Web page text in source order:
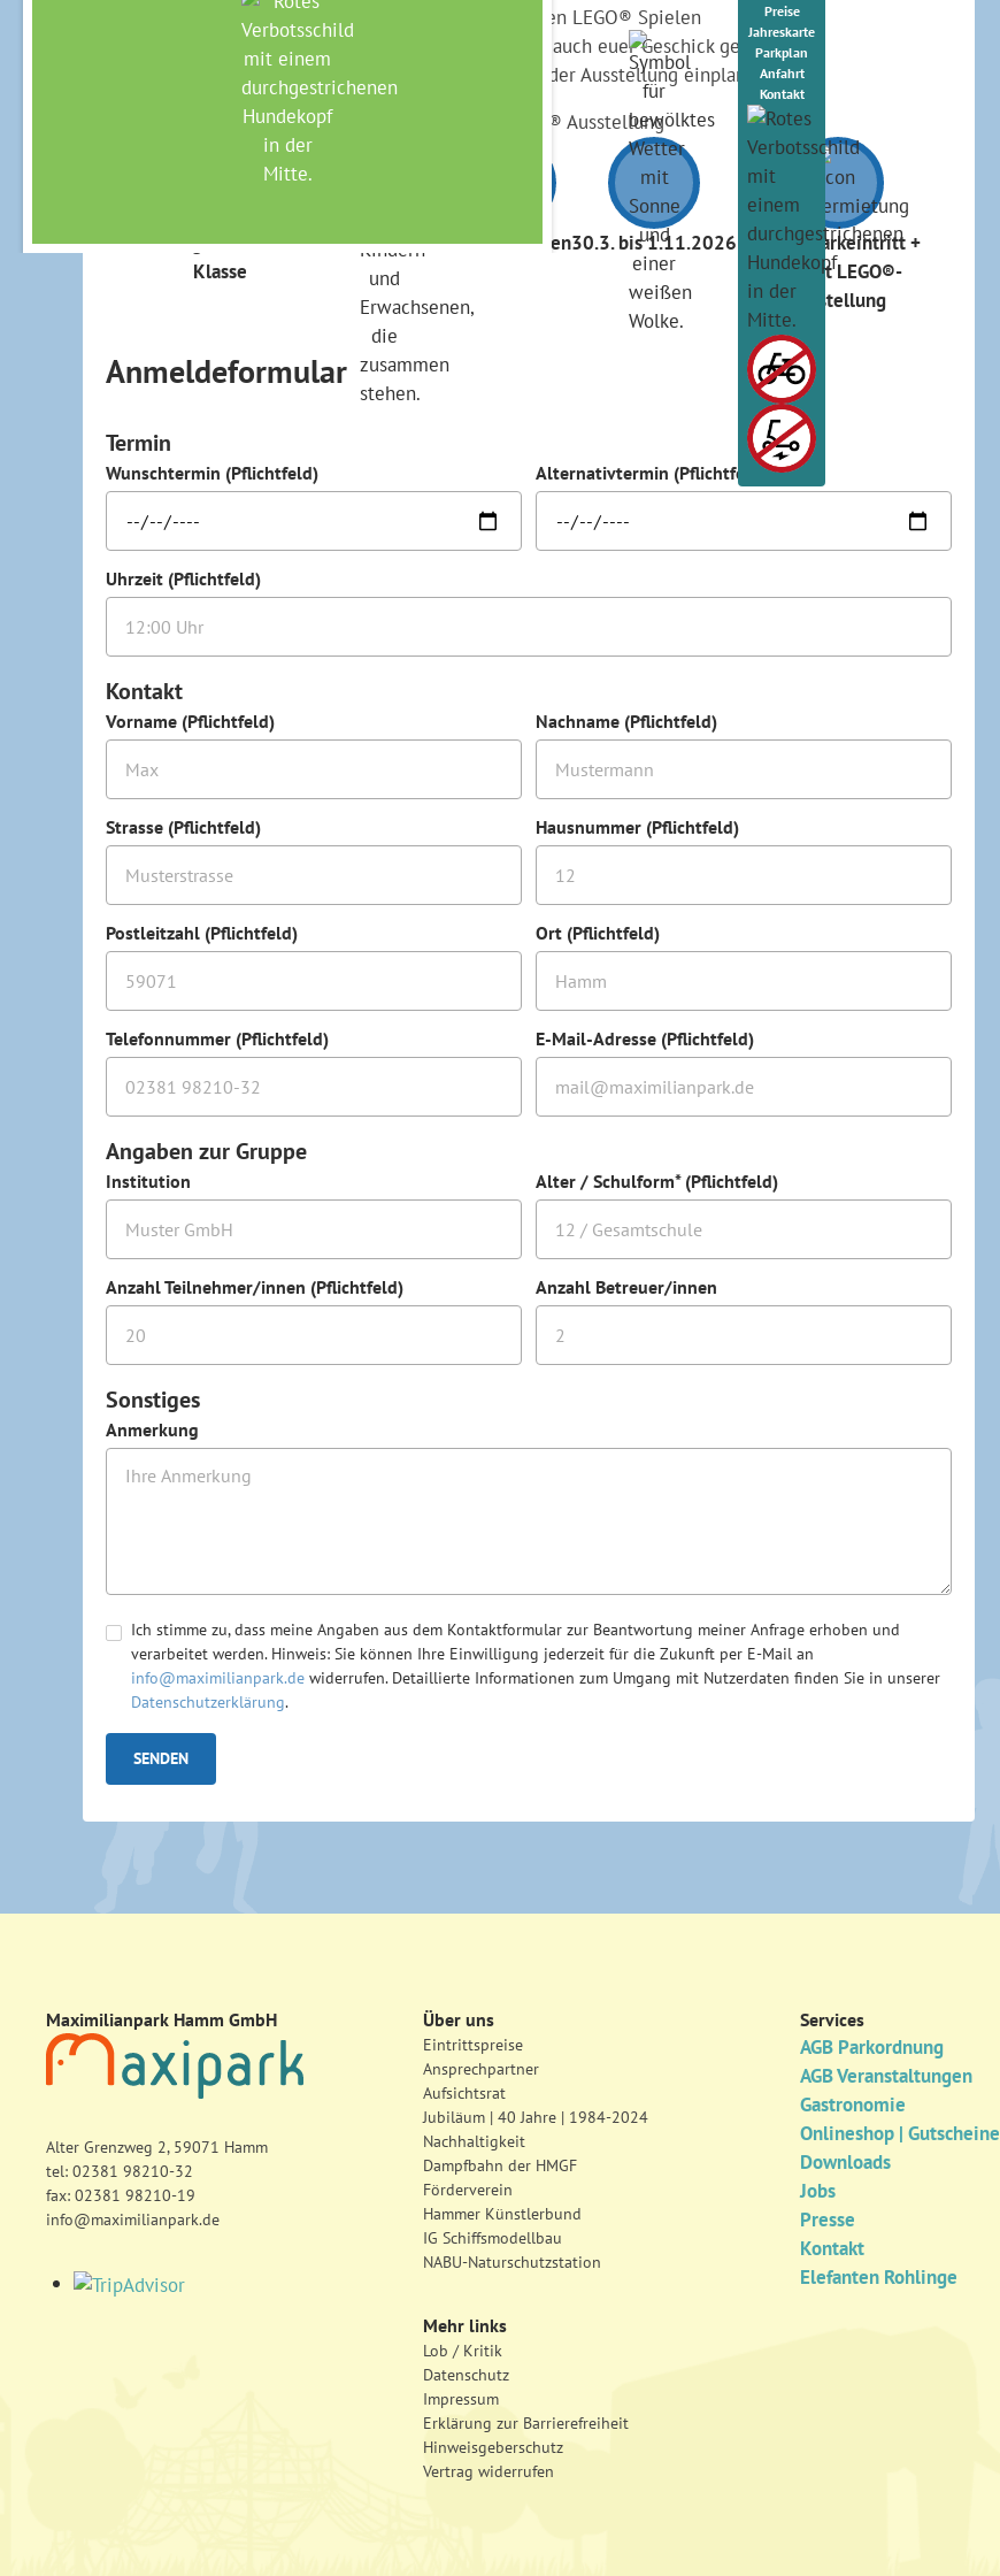
Preise
Jahreskarte
Parkplan
Anfahrt
Kontakt
dem „Tierbau-Rätselspaß“ und bei anderen spannenden LEGO® Spielen
und Aktionen ist neben Kreativität und Schnelligkeit auch euer Geschick gefragt.
Nach dem Programm bitte noch Zeit zum Spielen in der Ausstellung einplanen!
Dauer ca. 60 Min. I 30,- € zzgl. Eintritt Park und LEGO® Ausstellung
Kindergarten, 1. + 2.
Klasse
max. 30 Kinderca. 60 Minuten30.3. bis 1.11.2026
30,- €, Parkeintritt +
Eintritt LEGO®-
Ausstellung
Anmeldeformular
Termin
Wunschtermin (Pflichtfeld) Alternativtermin (Pflichtfeld)
Uhrzeit (Pflichtfeld)
Kontakt
Vorname (Pflichtfeld) Nachname (Pflichtfeld)
Strasse (Pflichtfeld) Hausnummer (Pflichtfeld)
Postleitzahl (Pflichtfeld) Ort (Pflichtfeld)
Telefonnummer (Pflichtfeld) E-Mail-Adresse (Pflichtfeld)
Angaben zur Gruppe
Institution Alter / Schulform* (Pflichtfeld)
Anzahl Teilnehmer/innen (Pflichtfeld) Anzahl Betreuer/innen
Sonstiges
Anmerkung
Ich stimme zu, dass meine Angaben aus dem Kontaktformular zur Beantwortung meiner Anfrage erhoben und
verarbeitet werden. Hinweis: Sie können Ihre Einwilligung jederzeit für die Zukunft per E-Mail an
info@maximilianpark.de widerrufen. Detaillierte Informationen zum Umgang mit Nutzerdaten finden Sie in unserer
Datenschutzerklärung.
Maximilianpark Hamm GmbH
Alter Grenzweg 2, 59071 Hamm
tel: 02381 98210-32
fax: 02381 98210-19
info@maximilianpark.de
Über uns
Eintrittspreise
Ansprechpartner
Aufsichtsrat
Jubiläum | 40 Jahre | 1984-2024
Nachhaltigkeit
Dampfbahn der HMGF
Förderverein
Hammer Künstlerbund
IG Schiffsmodellbau
NABU-Naturschutzstation
Mehr links
Lob / Kritik
Datenschutz
Impressum
Erklärung zur Barrierefreiheit
Hinweisgeberschutz
Vertrag widerrufen
Services
AGB Parkordnung
AGB Veranstaltungen
Gastronomie
Onlineshop | Gutscheine
Downloads
Jobs
Presse
Kontakt
Elefanten Rohlinge